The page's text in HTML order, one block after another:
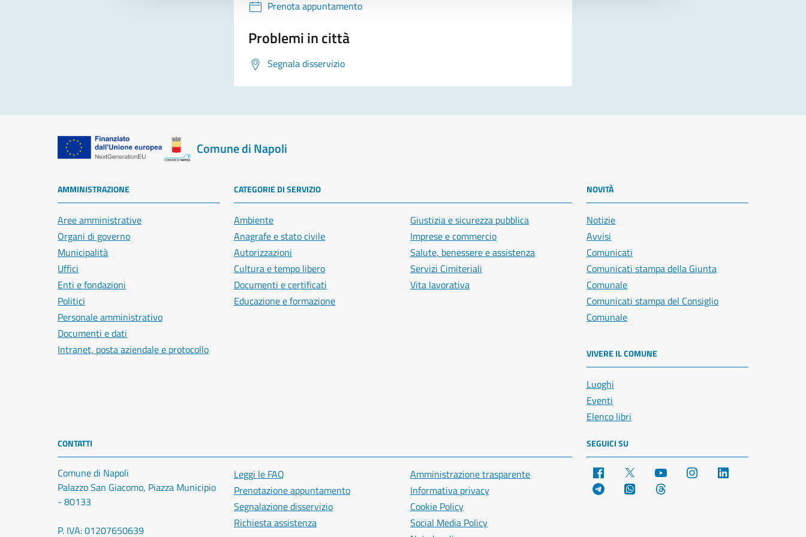
Prenota appuntamento
Problemi in città
Segnala disservizio
Comune di Napoli
AMMINISTRAZIONE
Aree amministrative
Organi di governo
Municipalità
Uffici
Enti e fondazioni
Politici
Personale amministrativo
Documenti e dati
Intranet, posta aziendale e protocollo
CATEGORIE DI SERVIZIO
Ambiente
Anagrafe e stato civile
Autorizzazioni
Cultura e tempo libero
Documenti e certificati
Educazione e formazione
Giustizia e sicurezza pubblica
Imprese e commercio
Salute, benessere e assistenza
Servizi Cimiteriali
Vita lavorativa
NOVITÀ
Notizie
Avvisi
Comunicati
Comunicati stampa della Giunta
Comunale
Comunicati stampa del Consiglio
Comunale
VIVERE IL COMUNE
Luoghi
Eventi
Elenco libri
CONTATTI
Comune di Napoli
Palazzo San Giacomo, Piazza Municipio
- 80133
P. IVA: 01207650639
Leggi le FAQ
Prenotazione appuntamento
Segnalazione disservizio
Richiesta assistenza
Amministrazione trasparente
Informativa privacy
Cookie Policy
Social Media Policy
SEGUICI SU
Facebook YouTube Instagram
Telegram WhatsApp